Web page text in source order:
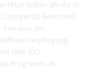
Hitze hielten alle durch
lässigen DJ-Beats und
Terrasse des
Verpflegung,
über 100
Programm ab.